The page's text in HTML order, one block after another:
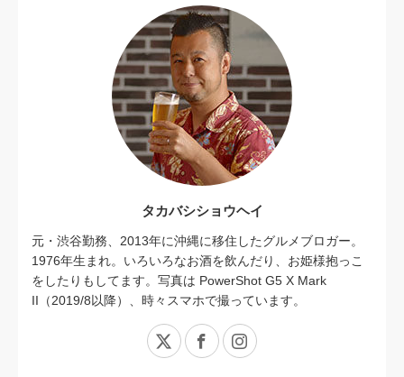
タカバシショウヘイ
元・渋谷勤務、2013年に沖縄に移住したグルメブロガー。
1976年生まれ。いろいろなお酒を飲んだり、お姫様抱っこ
をしたりもしてます。写真は PowerShot G5 X Mark
II（2019/8以降）、時々スマホで撮っています。
X FacebookInstagram